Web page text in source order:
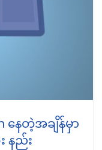
နေတဲ့အချိန်မှာ
နည်း